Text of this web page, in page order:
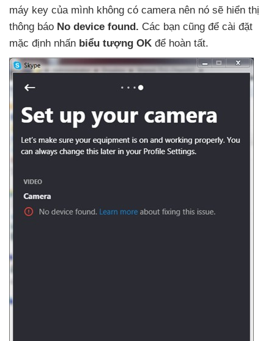
máy key của mình không có camera nên nó sẽ hiển thị
thông báo No device found. Các bạn cũng để cài đặt
mặc định nhấn biểu tượng OK để hoàn tất.